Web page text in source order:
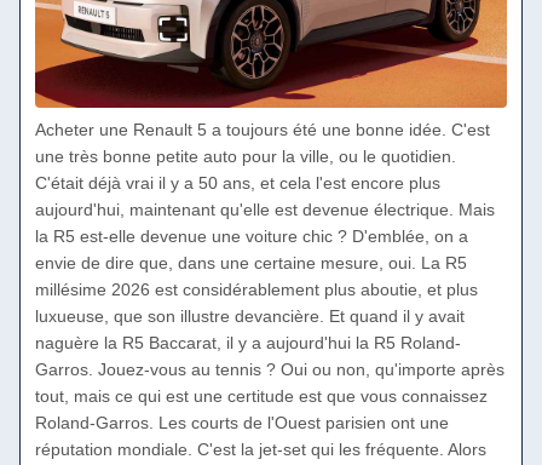
Acheter une Renault 5 a toujours été une bonne idée. C'est
une très bonne petite auto pour la ville, ou le quotidien.
C'était déjà vrai il y a 50 ans, et cela l'est encore plus
aujourd'hui, maintenant qu'elle est devenue électrique. Mais
la R5 est-elle devenue une voiture chic ? D'emblée, on a
envie de dire que, dans une certaine mesure, oui. La R5
millésime 2026 est considérablement plus aboutie, et plus
luxueuse, que son illustre devancière. Et quand il y avait
naguère la R5 Baccarat, il y a aujourd'hui la R5 Roland-
Garros. Jouez-vous au tennis ? Oui ou non, qu'importe après
tout, mais ce qui est une certitude est que vous connaissez
Roland-Garros. Les courts de l'Ouest parisien ont une
réputation mondiale. C'est la jet-set qui les fréquente. Alors